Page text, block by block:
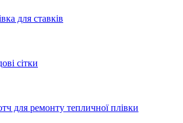
для ставків
сітки
для ремонту тепличної плівки